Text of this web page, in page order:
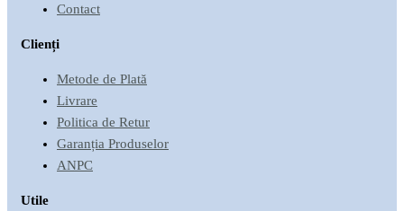
Contact
Clienți
Metode de Plată
Livrare
Politica de Retur
Garanția Produselor
ANPC
Utile